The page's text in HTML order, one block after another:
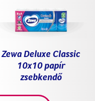
Zewa Deluxe Classic
10x10 papír
zsebkendő